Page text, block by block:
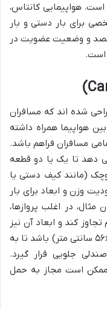
هواپیمایی کانتاس،
برای بار دستی و بار
و وضعیت عضویت در
شده اند که مسافران
هواپیما همراه داشته
مسافران فراهم باشد.
دهد تا یک یا دو قطعه
(مانند کیف دستی یا
وزن و ابعاد برای بار
در اغلب پروازها،
دستی نباید از ۷ کیلوگرم تجاوز کند و ابعاد آن نیز
باید در چارچوب مشخصی (معمولاً ۵۶x۳۶x۲۳ سانتی متر) باشد تا به
جلویی قرار گیرد.
است مجاز به حمل